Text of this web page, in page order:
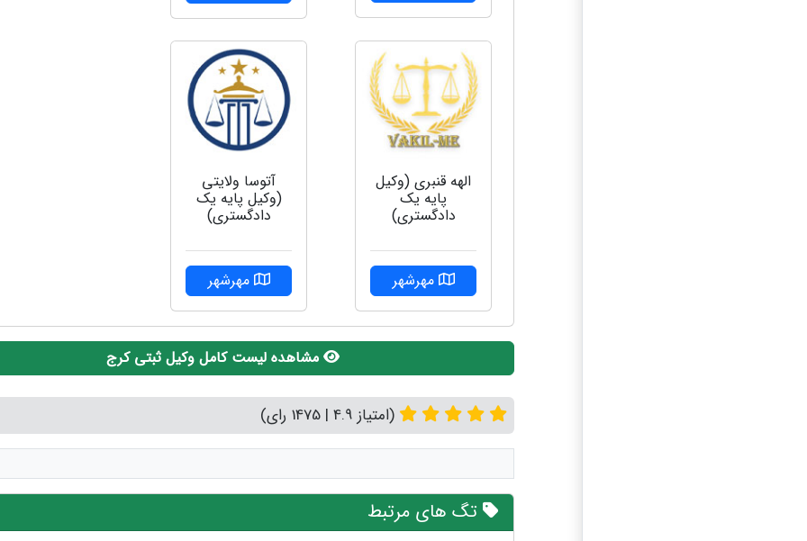
الهه قنبری (وکیل
پایه یک
دادگستری)
مهرشهر
آتوسا ولایتی
(وکیل پایه یک
دادگستری)
مهرشهر
مشاهده لیست کامل وکیل ثبتی کرج
(امتیاز 4.9 | 1475 رای)
تگ های مرتبط